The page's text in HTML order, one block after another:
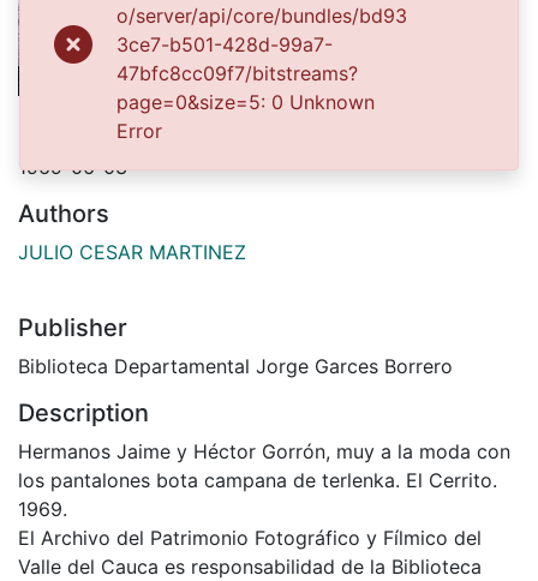
1969-06-03
Authors
JULIO CESAR MARTINEZ
Publisher
Biblioteca Departamental Jorge Garces Borrero
Description
Hermanos Jaime y Héctor Gorrón, muy a la moda con
los pantalones bota campana de terlenka. El Cerrito.
1969.
El Archivo del Patrimonio Fotográfico y Fílmico del
Valle del Cauca es responsabilidad de la Biblioteca
o/server/api/core/bundles/bd93
3ce7-b501-428d-99a7-
47bfc8cc09f7/bitstreams?
page=0&size=5: 0 Unknown
Error